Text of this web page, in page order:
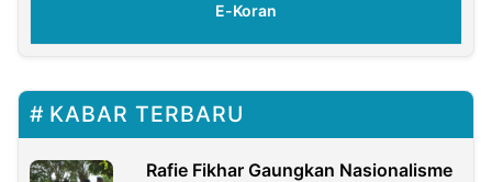
E-Koran
KABAR TERBARU
Rafie Fikhar Gaungkan Nasionalisme